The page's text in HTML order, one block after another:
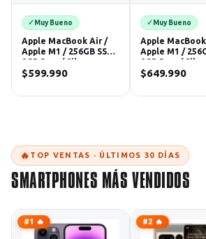
✓Muy Bueno
Apple MacBook Air /
Apple M1 / 256GB SSD /
8GB Ram / Silver
$599.990
✓Muy Bueno
Apple MacBook
Apple M1 /
8GB Ram / Silver
$649.990
🔥 TOP VENTAS · ÚLTIMOS 30 DÍAS
SMARTPHONES MÁS VENDIDOS
#1 🔥 #2 🔥